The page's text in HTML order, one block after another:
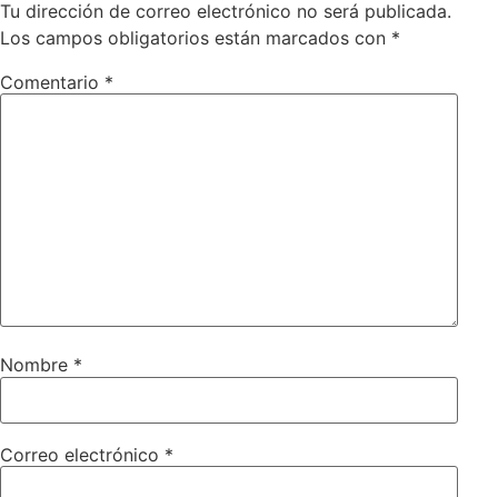
Tu dirección de correo electrónico no será publicada.
Los campos obligatorios están marcados con *
Comentario *
Nombre *
Correo electrónico *